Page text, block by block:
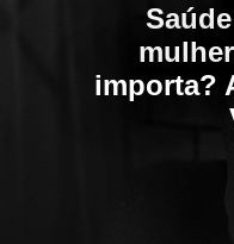
importa?